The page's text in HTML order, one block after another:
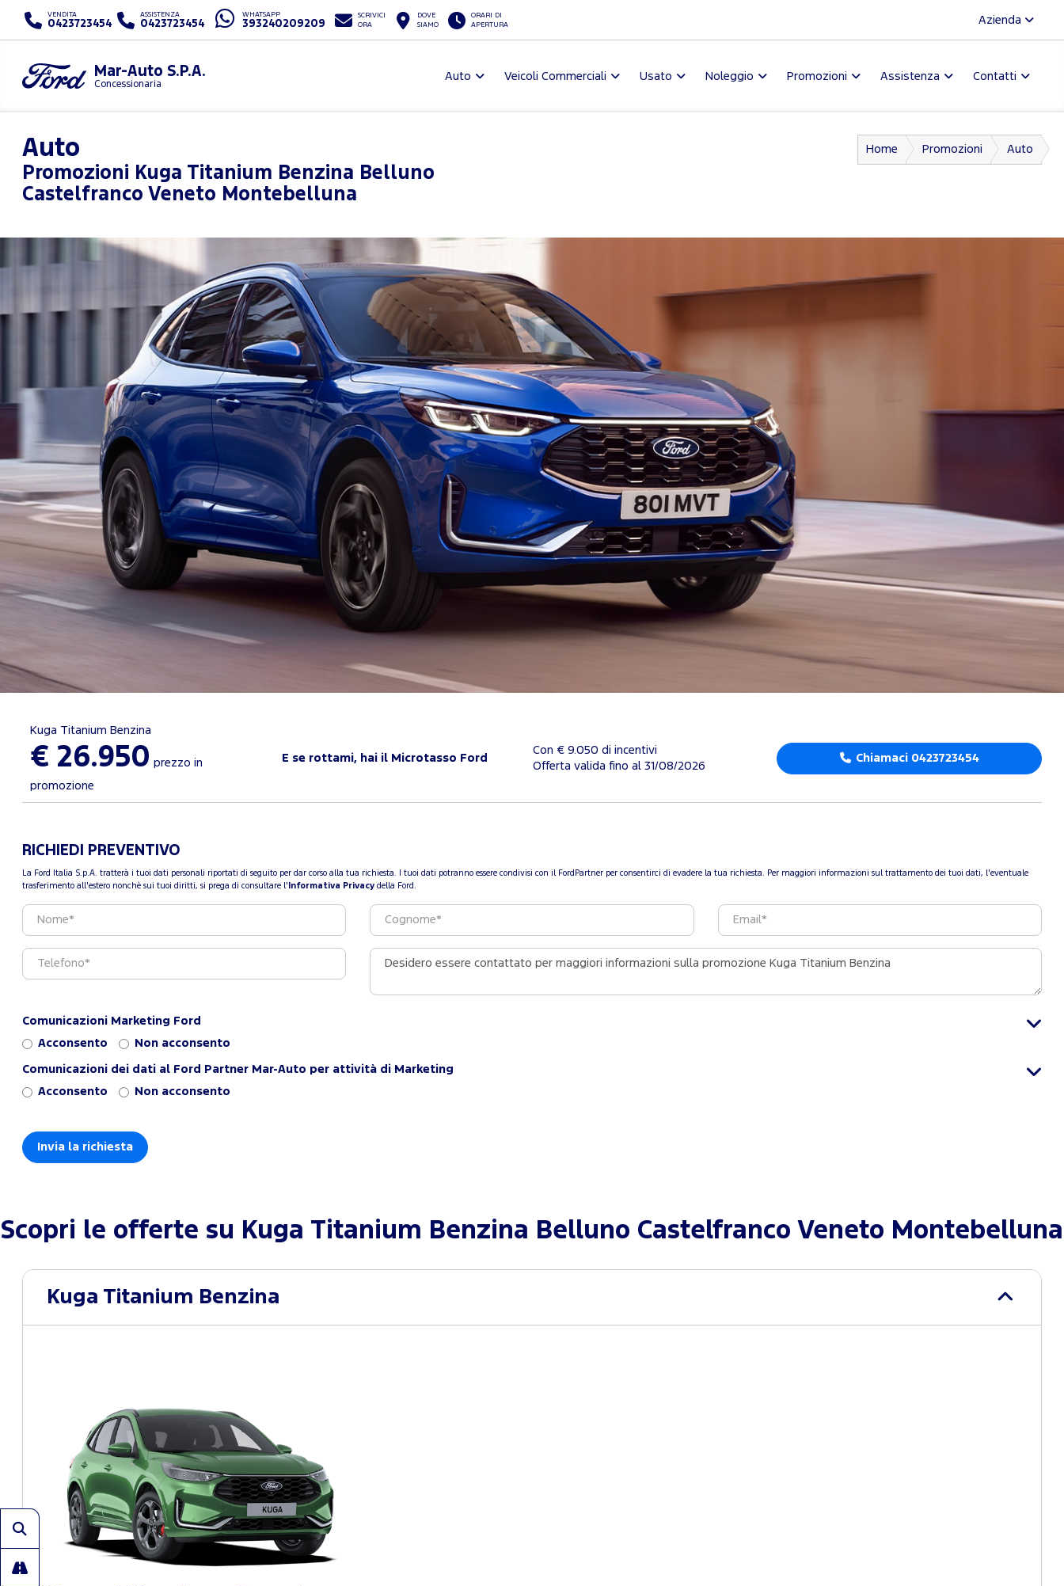
VENDITA
0423723454
ASSISTENZA
0423723454
WHATSAPP
393240209209
SCRIVICI
ORA
DOVE
SIAMO
ORARI DI
APERTURA
Azienda
Mar-Auto S.P.A.
Concessionaria
Auto Veicoli Commerciali Usato Noleggio Promozioni Assistenza Contatti
Auto
Promozioni Kuga Titanium Benzina Belluno
Castelfranco Veneto Montebelluna
Home Promozioni Auto
Kuga Titanium Benzina
€ 26.950 prezzo in
promozione
E se rottami, hai il Microtasso Ford
Con € 9.050 di incentivi
Offerta valida fino al 31/08/2026
Chiamaci 0423723454
RICHIEDI PREVENTIVO
La Ford Italia S.p.A. tratterà i tuoi dati personali riportati di seguito per dar corso alla tua richiesta. I tuoi dati potranno essere condivisi con il FordPartner per consentirci di evadere la tua richiesta. Per maggiori informazioni sul trattamento dei tuoi dati, l'eventuale
trasferimento all'estero nonchè sui tuoi diritti, si prega di consultare l' Informativa Privacy della Ford.
Comunicazioni Marketing Ford
Acconsento Non acconsento
Comunicazioni dei dati al Ford Partner Mar-Auto per attività di Marketing
Acconsento Non acconsento
Scopri le offerte su Kuga Titanium Benzina Belluno Castelfranco Veneto Montebelluna
Kuga Titanium Benzina